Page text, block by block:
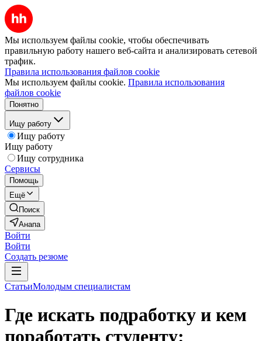
Мы используем файлы cookie, чтобы обеспечивать
правильную работу нашего веб-сайта и анализировать сетевой
трафик.
Правила использования файлов cookie
Мы используем файлы cookie. Правила использования
файлов cookie
Понятно
Ищу работу
Ищу работу
Ищу работу
Ищу сотрудника
Сервисы
Помощь
Ещё
Поиск
Анапа
Войти
Войти
Создать резюме
СтатьиМолодым специалистам
Где искать подработку и кем
поработать студенту: